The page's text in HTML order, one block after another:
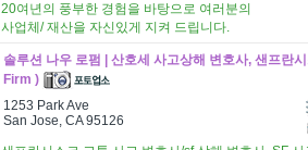
20여년의 풍부한 경험을 바탕으로 여러분의
사업체/ 재산을 자신있게 지켜 드립니다.
솔루션 나우 로펌 | 산호세 사고상해 변호사, 샌프란
Firm )
1253 Park Ave
San Jose, CA 95126